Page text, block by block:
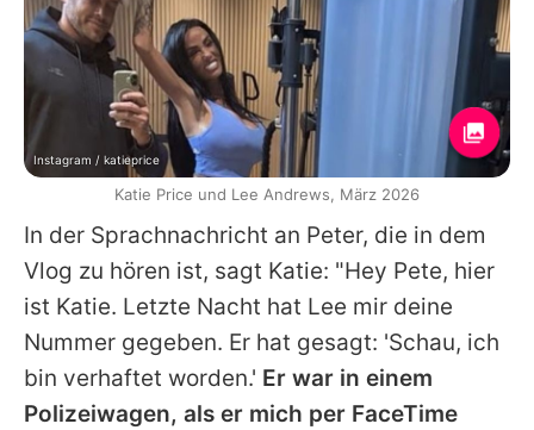
In der Sprachnachricht an Peter, die in dem
Vlog zu hören ist, sagt Katie: "Hey Pete, hier
ist Katie. Letzte Nacht hat Lee mir deine
Nummer gegeben. Er hat gesagt: 'Schau, ich
bin verhaftet worden.' Er war in einem
Polizeiwagen, als er mich per FaceTime
Instagram / katieprice
Katie Price und Lee Andrews, März 2026